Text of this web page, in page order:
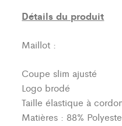
Détails du produit
Maillot :
Coupe slim ajusté
Logo brodé
Taille élastique à
Matières : 88%